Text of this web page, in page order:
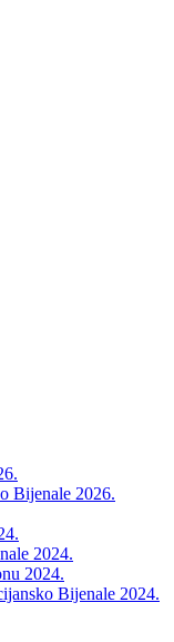
Bijenale 2026.
2024.
2024.
Bijenale 2024.